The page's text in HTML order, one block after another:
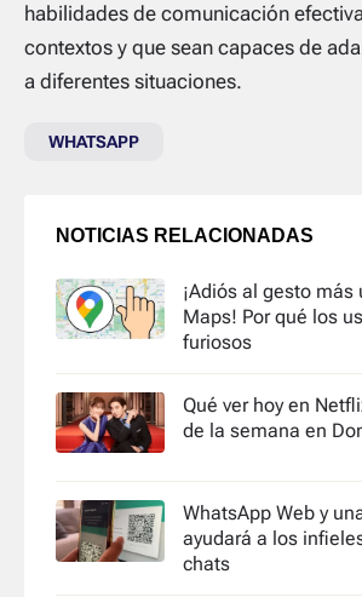
habilidades de comunicación
contextos y que sean capaces de
a diferentes situaciones.
WHATSAPP
NOTICIAS RELACIONADAS
¡Adiós al gesto más
Maps! Por qué los
furiosos
Qué ver hoy en
de la semana en
WhatsApp Web y
ayudará a los
chats